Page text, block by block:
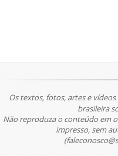
Os textos, fotos, artes e
brasileira
Não reproduza o conteúdo em
impresso, sem